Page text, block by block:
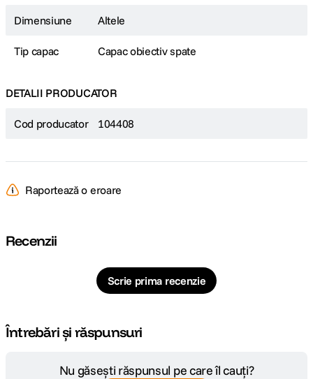
Dimensiune Altele
Tip capac Capac obiectiv spate
DETALII PRODUCATOR
Cod producator 104408
Raportează o eroare
Recenzii
Scrie prima recenzie
Întrebări și răspunsuri
Nu găsești răspunsul pe care îl cauți?